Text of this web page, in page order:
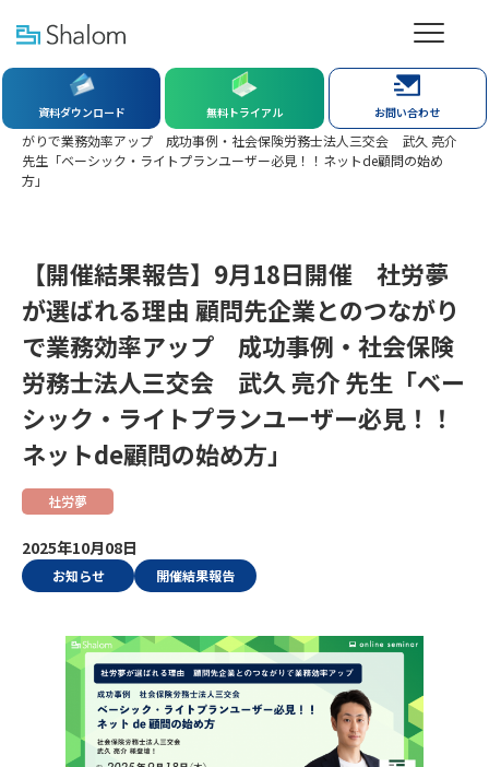
資料ダウンロード 無料トライアル お問い合わせ
社労夢TOP
【開催結果報告】9月18日開催 社労夢が選ばれる理由 顧問先企業とのつな
がりで業務効率アップ 成功事例・社会保険労務士法人三交会 武久 亮介
先生「ベーシック・ライトプランユーザー必見！！ネットde顧問の始め
方」
【開催結果報告】9月18日開催 社労夢
が選ばれる理由 顧問先企業とのつながり
で業務効率アップ 成功事例・社会保険
労務士法人三交会 武久 亮介 先生「ベー
シック・ライトプランユーザー必見！！
ネットde顧問の始め方」
社労夢
2025年10月08日
お知らせ 開催結果報告